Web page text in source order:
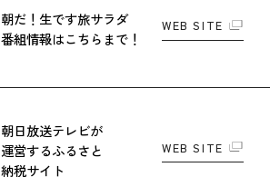
朝だ！生です旅サラダ
番組情報はこちらまで！
WEB SITE
朝日放送テレビが
運営するふるさと
納税サイト
WEB SITE